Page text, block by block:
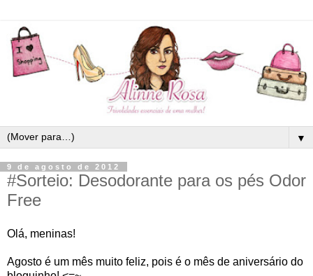
▼
9 de agosto de 2012
#Sorteio: Desodorante para os pés Odor
Free
Olá, meninas!
Agosto é um mês muito feliz, pois é o mês de aniversário do